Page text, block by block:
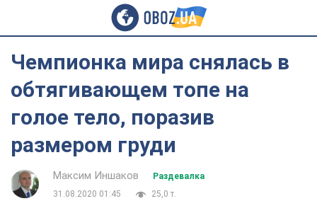
Чемпионка мира снялась в
обтягивающем топе на
голое тело, поразив
размером груди
Максим Иншаков
Раздевалка
31.08.2020 01:45
25,0 т.